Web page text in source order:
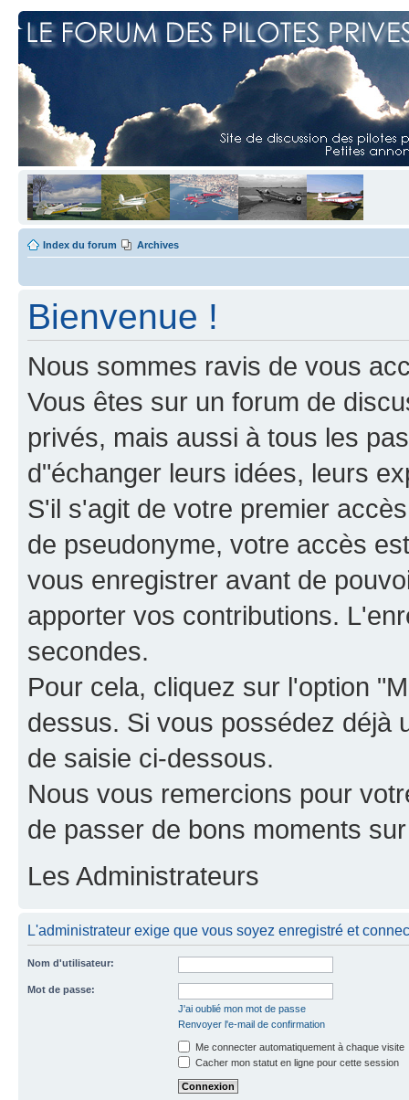
Index du forum Archives
Bienvenue !
Nous sommes ravis de vous
Vous êtes sur un forum de
privés, mais aussi à tous les
d"échanger leurs idées, leurs
S'il s'agit de votre premier
de pseudonyme, votre accès
vous enregistrer avant de
apporter vos contributions.
secondes.
Pour cela, cliquez sur l'option
dessus. Si vous possédez déjà
de saisie ci-dessous.
Nous vous remercions pour
de passer de bons moments
Les Administrateurs
L'administrateur exige que vous soyez enregistré et
Nom d'utilisateur:
Mot de passe:
J'ai oublié mon mot de passe
Renvoyer l'e-mail de confirmation
Me connecter automatiquement à chaque visite
Cacher mon statut en ligne pour cette session